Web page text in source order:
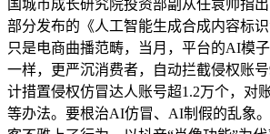
国城市成长研究院投资部副从任袁帅指
部分发布的《人工智能生成合成内容标
只是电商曲播范畴，当月，平台的AI模
一样，更严沉消费者，自动拦截侵权账
计措置侵权仿冒达人账号超1.2万个，对
等办法。要根治AI仿冒、AI制假的乱象。